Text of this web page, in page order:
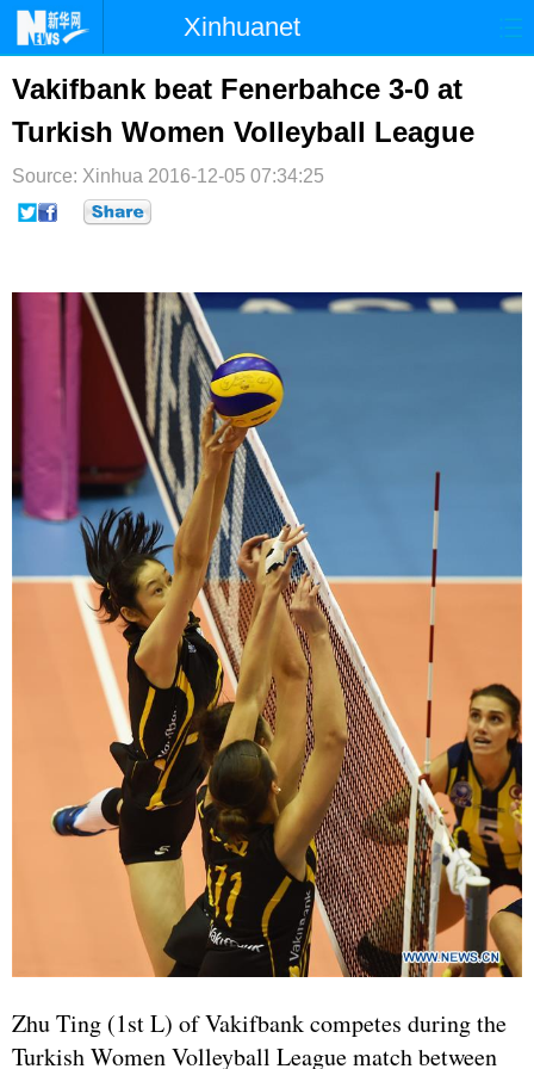
Xinhuanet
首页 时政 国际 港澳
台湾 财经 法治 社会
纪检 体育 科技
文娱
Vakifbank beat Fenerbahce 3-0 at
Turkish Women Volleyball League
Source: Xinhua 2016-12-05 07:34:25
Zhu Ting (1st L) of Vakifbank competes during the
Turkish Women Volleyball League match between